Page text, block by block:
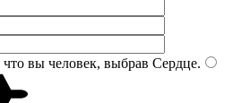
вы человек, выбрав Сердце.